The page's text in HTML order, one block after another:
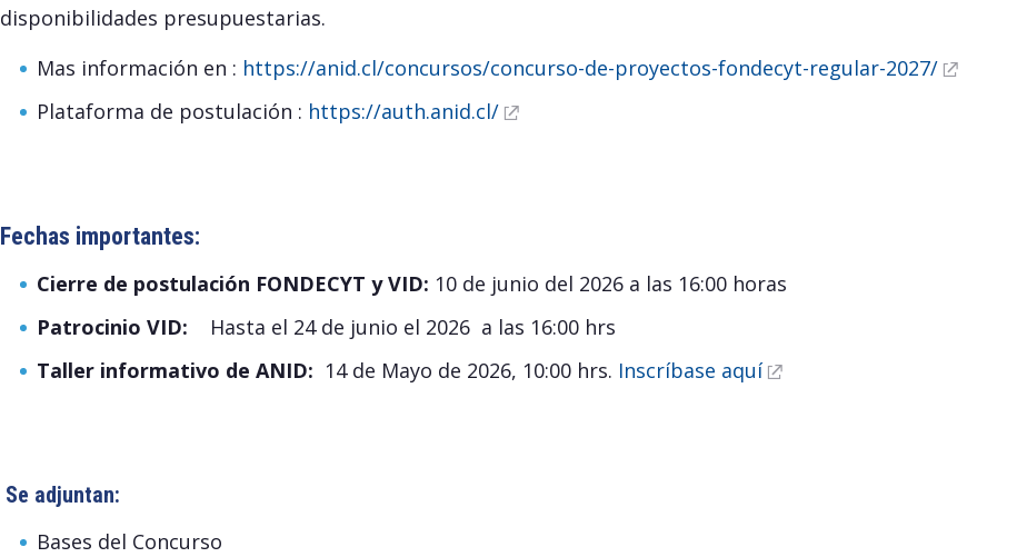
disponibilidades presupuestarias.
Mas información en : https://anid.cl/concursos/concurso-de-proyectos-fondecyt-regular-2027/
Plataforma de postulación : https://auth.anid.cl/
Fechas importantes:
Cierre de postulación FONDECYT y VID: 10 de junio del 2026 a las 16:00 horas
Patrocinio VID:
Hasta el 24 de junio el 2026 a las 16:00 hrs
Taller informativo de ANID: 14 de Mayo de 2026, 10:00 hrs. Inscríbase aquí
Se adjuntan:
Bases del Concurso